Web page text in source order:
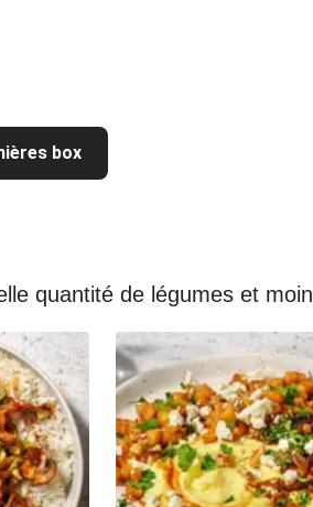
box
quantité de légumes et